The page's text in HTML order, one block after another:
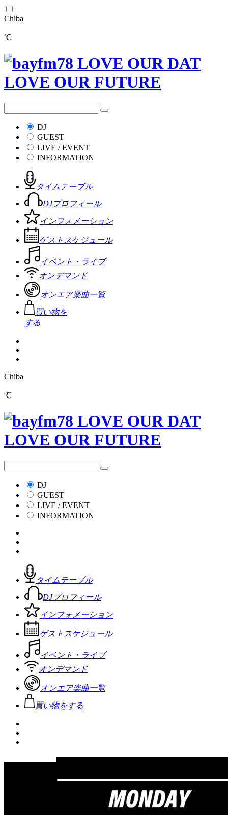
Chiba
℃
DJ
GUEST
LIVE / EVENT
INFORMATION
タイムテーブル
DJプロフィール
インフォメーション
ゲストスケジュール
イベント・ライブ
オンデマンド
オンエア楽曲一覧
買い物を
する
Chiba
℃
DJ
GUEST
LIVE / EVENT
INFORMATION
タイムテーブル
DJプロフィール
インフォメーション
ゲストスケジュール
イベント・ライブ
オンデマンド
オンエア楽曲一覧
買い物をする